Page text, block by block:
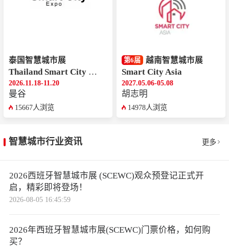
泰国智慧城市展
Thailand Smart City Expo
2026.11.18-11.20
曼谷
15667人浏览
第6届 越南智慧城市展
Smart City Asia
2027.05.06-05.08
胡志明
14978人浏览
智慧城市行业资讯 更多
2026西班牙智慧城市展 (SCEWC)观众预登记正式开
启，精彩即将登场！
2026-08-05 16:45:59
2026年西班牙智慧城市展(SCEWC)门票价格，如何购
买？